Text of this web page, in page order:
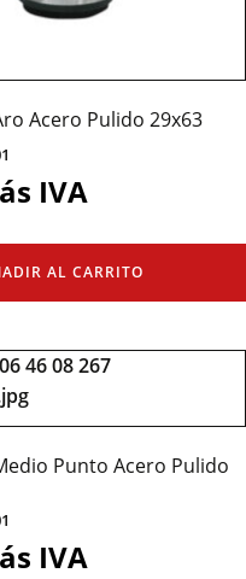
Acero Pulido 29x63
IVA
AL CARRITO
Punto Acero Pulido
IVA